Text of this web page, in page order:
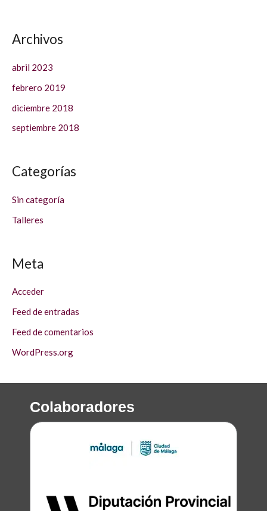
Archivos
abril 2023
febrero 2019
diciembre 2018
septiembre 2018
Categorías
Sin categoría
Talleres
Meta
Acceder
Feed de entradas
Feed de comentarios
WordPress.org
Colaboradores